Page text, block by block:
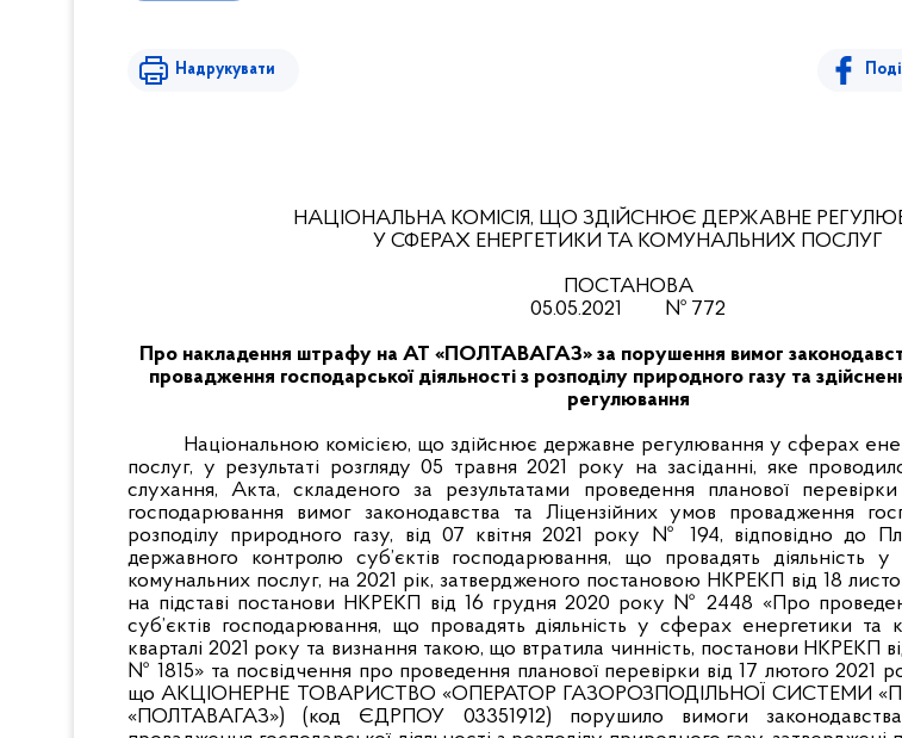
Надрукувати
НАЦІОНАЛЬНА КОМІСІЯ, ЩО ЗДІЙСНЮЄ ДЕРЖАВНЕ
У СФЕРАХ ЕНЕРГЕТИКИ ТА КОМУНАЛЬНИХ ПОСЛУГ
ПОСТАНОВА
05.05.2021 № 772
Про накладення штрафу на АТ «ПОЛТАВАГАЗ» за порушення вимог
провадження господарської діяльності з розподілу природного газу та
регулювання
Національною комісією, що здійснює державне регулювання у сферах
послуг, у результаті розгляду 05 травня 2021 року на засіданні, яке
слухання, Акта, складеного за результатами проведення планової
господарювання вимог законодавства та Ліцензійних умов провадження
розподілу природного газу, від 07 квітня 2021 року № 194, відповідно до
державного контролю суб’єктів господарювання, що провадять діяльність
комунальних послуг, на 2021 рік, затвердженого постановою НКРЕКП від 18
на підставі постанови НКРЕКП від 16 грудня 2020 року № 2448 «Про
суб’єктів господарювання, що провадять діяльність у сферах енергетики та
кварталі 2021 року та визнання такою, що втратила чинність, постанови НКРЕКП
№ 1815» та посвідчення про проведення планової перевірки від 17 лютого 2021
що АКЦІОНЕРНЕ ТОВАРИСТВО «ОПЕРАТОР ГАЗОРОЗПОДІЛЬНОЇ СИСТЕМИ
«ПОЛТАВАГАЗ») (код ЄДРПОУ 03351912) порушило вимоги